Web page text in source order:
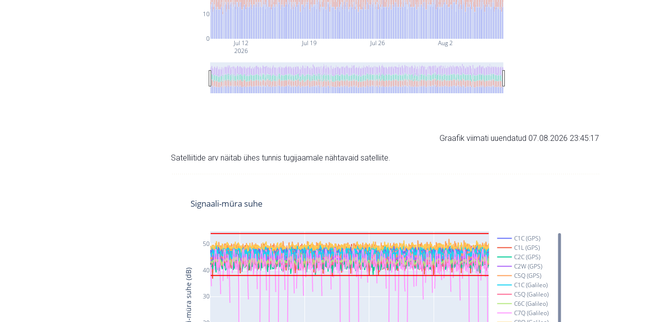
Jul 12
2026
Jul 19 Jul 26 Aug 2
0
10
Graafik viimati uuendatud 07.08.2026 23:45:17
Satelliitide arv näitab ühes tunnis tugijaamale nähtavaid satelliite.
30
40
50
C1C (GPS)
C1L (GPS)
C2C (GPS)
C2W (GPS)
C5Q (GPS)
C1C (Galileo)
C5Q (Galileo)
C6C (Galileo)
C7Q (Galileo)
Signaali-müra suhe